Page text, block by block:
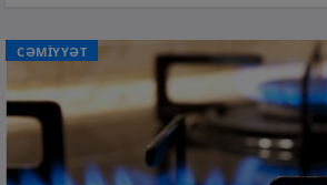
CƏMİYYƏT